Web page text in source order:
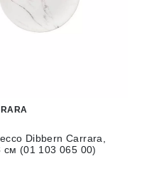
Dibbern Carrara,
см (01 103 065 00)